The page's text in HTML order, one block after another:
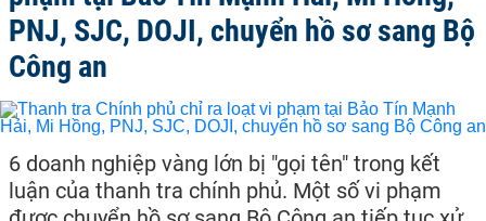
PNJ, SJC, DOJI, chuyển hồ sơ sang Bộ
Công an
6 doanh nghiệp vàng lớn bị "gọi tên" trong kết
luận của thanh tra chính phủ. Một số vi phạm